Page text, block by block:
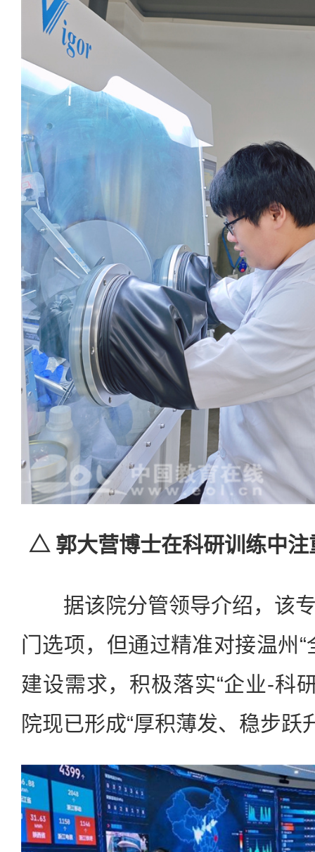
△ 郭大营博士在科研训练中注
据该院分管领导介绍，该专
门选项，但通过精准对接温州
建设需求，积极落实“企业-科
院现已形成“厚积薄发、稳步跃